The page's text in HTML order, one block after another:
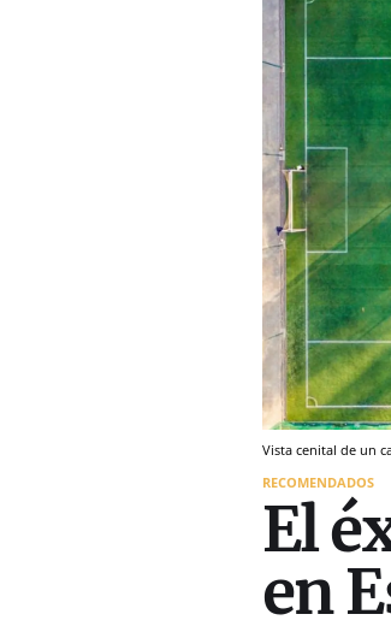
Vista cenital de un
RECOMENDADOS
El
en